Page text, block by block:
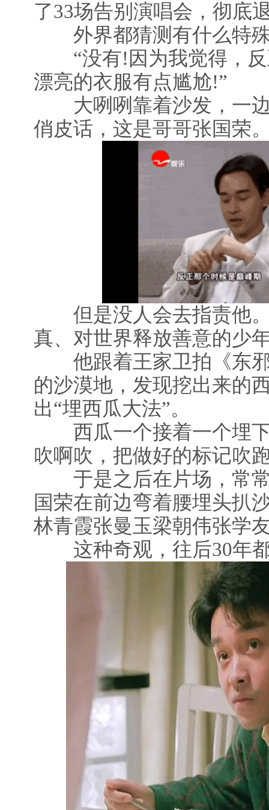
了33场告别演唱会，彻底
外界都猜测有什么特
“没有!因为我觉得，反
漂亮的衣服有点尴尬!”
大咧咧靠着沙发，一边
俏皮话，这是哥哥张国荣
但是没人会去指责他。
真、对世界释放善意的少
他跟着王家卫拍《东邪
的沙漠地，发现挖出来的
出“埋西瓜大法”。
西瓜一个接着一个埋下
吹啊吹，把做好的标记吹
于是之后在片场，常常
国荣在前边弯着腰埋头扒
林青霞张曼玉梁朝伟张
这种奇观，往后30年